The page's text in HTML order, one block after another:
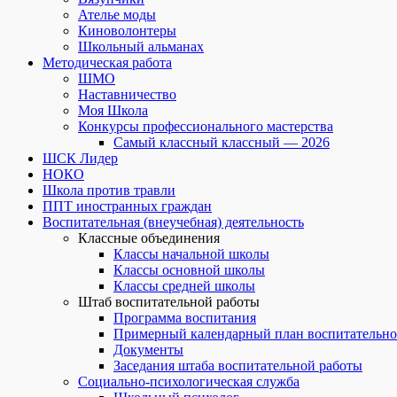
Ателье моды
Киноволонтеры
Школьный альманах
Методическая работа
ШМО
Наставничество
Моя Школа
Конкурсы профессионального мастерства
Самый классный классный — 2026
ШСК Лидер
НОКО
Школа против травли
ППТ иностранных граждан
Воспитательная (внеучебная) деятельность
Классные объединения
Классы начальной школы
Классы основной школы
Классы средней школы
Штаб воспитательной работы
Программа воспитания
Примерный календарный план
Документы
Заседания штаба воспитательной работы
Социально-психологическая служба